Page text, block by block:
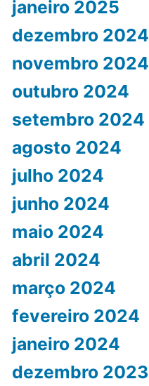
janeiro 2025
dezembro 2024
novembro 2024
outubro 2024
setembro 2024
agosto 2024
julho 2024
junho 2024
maio 2024
abril 2024
março 2024
fevereiro 2024
janeiro 2024
dezembro 2023